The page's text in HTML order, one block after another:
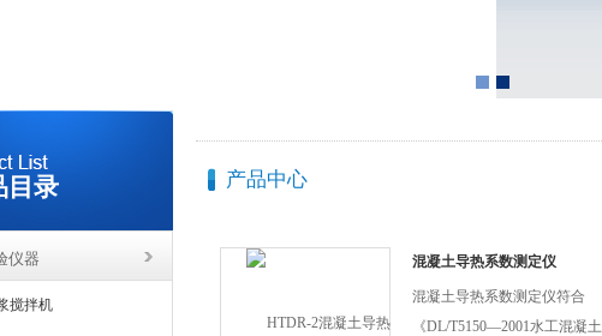
目录
仪器
搅拌机
产品中心
混凝土导热系数测定仪
混凝土导热系数测定仪符合
《DL/T5150—2001水工混凝土